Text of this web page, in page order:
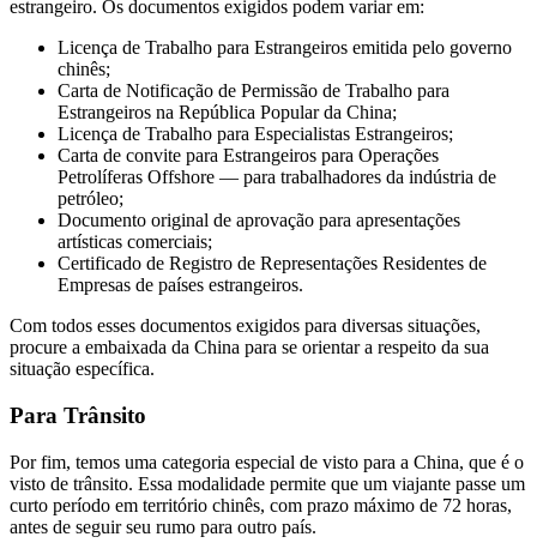
estrangeiro. Os documentos exigidos podem variar em:
Licença de Trabalho para Estrangeiros emitida pelo governo
chinês;
Carta de Notificação de Permissão de Trabalho para
Estrangeiros na República Popular da China;
Licença de Trabalho para Especialistas Estrangeiros;
Carta de convite para Estrangeiros para Operações
Petrolíferas Offshore — para trabalhadores da indústria de
petróleo;
Documento original de aprovação para apresentações
artísticas comerciais;
Certificado de Registro de Representações Residentes de
Empresas de países estrangeiros.
Com todos esses documentos exigidos para diversas situações,
procure a embaixada da China para se orientar a respeito da sua
situação específica.
Para Trânsito
Por fim, temos uma categoria especial de visto para a China, que é o
visto de trânsito. Essa modalidade permite que um viajante passe um
curto período em território chinês, com prazo máximo de 72 horas,
antes de seguir seu rumo para outro país.